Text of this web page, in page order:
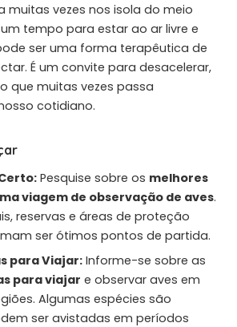
muitas vezes nos isola do meio
tempo para estar ao ar livre e
ser uma forma terapêutica de
É um convite para desacelerar,
que muitas vezes passa
cotidiano.
Pesquise sobre os melhores
viagem de observação de aves.
reservas e áreas de proteção
ser ótimos pontos de partida.
para Viajar: Informe-se sobre as
para viajar e observar aves em
Algumas espécies são
ser avistadas em períodos